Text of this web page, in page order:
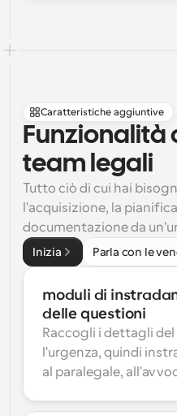
Caratteristiche aggiuntive
Funzionalità
team legali
Tutto ciò di cui hai
l'acquisizione, la
documentazione da
Inizia Parla con le
moduli di
delle questioni
Raccogli i dettagli
l'urgenza, quindi
al paralegale,